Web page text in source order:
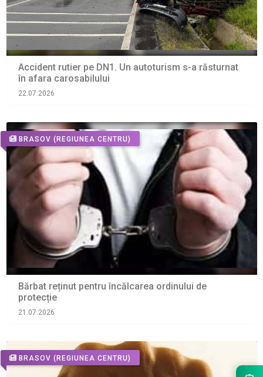
Accident rutier pe DN1. Un autoturism s-a răsturnat
în afara carosabilului
22.07.2026
BRASOV (REGIUNEA CENTRU)
Bărbat reținut pentru încălcarea ordinului de
protecție
21.07.2026
BRASOV (REGIUNEA CENTRU)